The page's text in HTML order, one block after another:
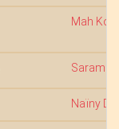
Mah
Naïny